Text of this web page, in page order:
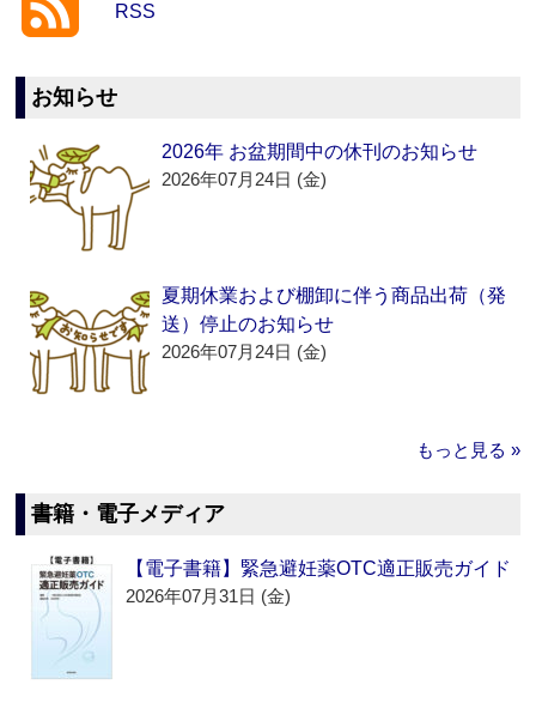
RSS
お知らせ
2026年 お盆期間中の休刊のお知らせ
2026年07月24日 (金)
夏期休業および棚卸に伴う商品出荷（発
送）停止のお知らせ
2026年07月24日 (金)
もっと見る »
書籍・電子メディア
【電子書籍】緊急避妊薬OTC適正販売ガイド
2026年07月31日 (金)